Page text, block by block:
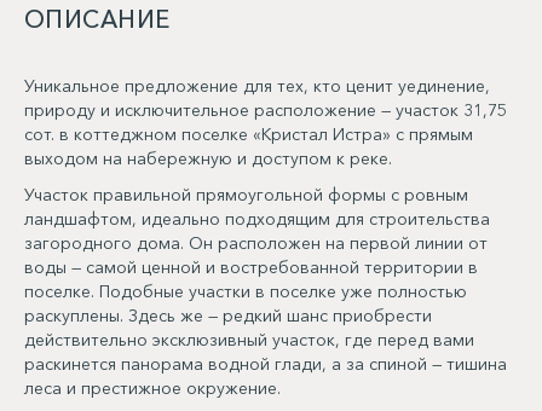
ОПИСАНИЕ
Уникальное предложение для тех, кто ценит уединение,
природу и исключительное расположение — участок 31,75
сот. в коттеджном поселке «Кристал Истра» с прямым
выходом на набережную и доступом к реке.
Участок правильной прямоугольной формы с ровным
ландшафтом, идеально подходящим для строительства
загородного дома. Он расположен на первой линии от
воды — самой ценной и востребованной территории в
поселке. Подобные участки в поселке уже полностью
раскуплены. Здесь же — редкий шанс приобрести
действительно эксклюзивный участок, где перед вами
раскинется панорама водной глади, а за спиной — тишина
леса и престижное окружение.